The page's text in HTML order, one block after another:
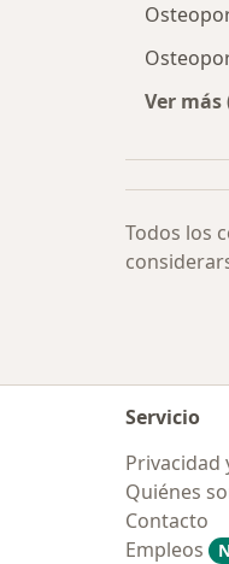
Ver más
Todos los
Servicio
Privacidad
Quiénes
Contacto
Empleos